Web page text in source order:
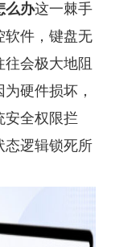
么办这一棘手
软件，键盘无
会极大地阻
硬件损坏，
安全权限拦
态逻辑锁死所